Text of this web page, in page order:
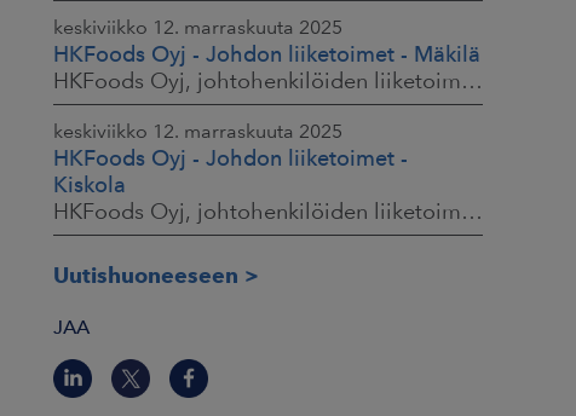
keskiviikko 12. marraskuuta 2025
HKFoods Oyj - Johdon liiketoimet - Mäkilä
HKFoods Oyj, johtohenkilöiden liiketoimet, 12.11.2025 klo 18.00
keskiviikko 12. marraskuuta 2025
HKFoods Oyj - Johdon liiketoimet -
Kiskola
HKFoods Oyj, johtohenkilöiden liiketoimet, 12.11.2025 klo 18.00
Uutishuoneeseen
JAA